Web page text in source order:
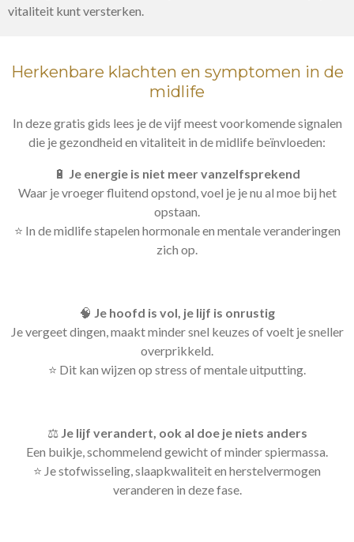
vitaliteit kunt versterken.
Herkenbare klachten en symptomen in de
midlife
In deze gratis gids lees je de vijf meest voorkomende signalen
die je gezondheid en vitaliteit in de midlife beïnvloeden:
🔋 Je energie is niet meer vanzelfsprekend
Waar je vroeger fluitend opstond, voel je je nu al moe bij het
opstaan.
⭐️ In de midlife stapelen hormonale en mentale veranderingen
zich op.
🧠 Je hoofd is vol, je lijf is onrustig
Je vergeet dingen, maakt minder snel keuzes of voelt je sneller
overprikkeld.
⭐️ Dit kan wijzen op stress of mentale uitputting.
⚖️ Je lijf verandert, ook al doe je niets anders
Een buikje, schommelend gewicht of minder spiermassa.
⭐️ Je stofwisseling, slaapkwaliteit en herstelvermogen
veranderen in deze fase.